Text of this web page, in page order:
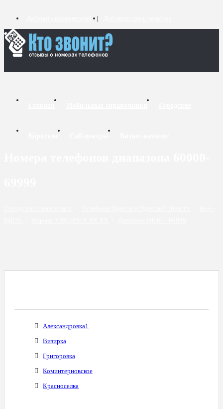
Александровка1
Визирка
Григоровка
Коминтерновское
Красноселка